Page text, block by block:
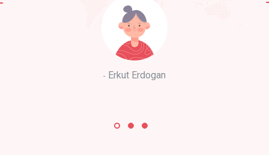
Erkut Erdogan